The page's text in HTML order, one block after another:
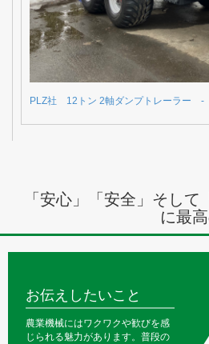
PLZ社 12トン 2軸ダンプトレーラー -
「安心」「安全」そし
に最
お伝えしたいこと
農業機械にはワクワクや歓びを感
じられる魅力があります。普段の